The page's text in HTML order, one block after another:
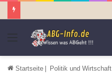
Menü
Startseite | Politik und Wirtschaft